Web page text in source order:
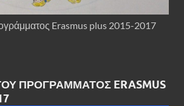
Erasmus plus 2015-2017
ΠΡΟΓΡΆΜΜΑΤΟΣ ERASMUS